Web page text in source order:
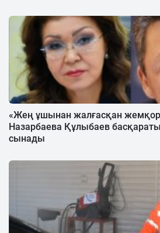
«Жең ұшынан жалғасқан
Назарбаева Құлыбаев
сынады